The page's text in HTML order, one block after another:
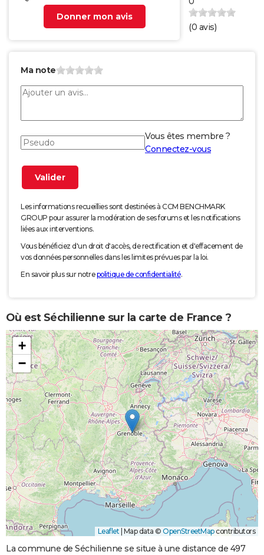
Donner mon avis
(0 avis)
Ma note
Vous êtes membre ?
Connectez-vous
Les informations recueillies sont destinées à CCM BENCHMARK
GROUP pour assurer la modération de ses forums et les notifications
liées aux interventions.
Vous bénéficiez d'un droit d'accès, de rectification et d'effacement de
vos données personnelles dans les limites prévues par la loi.
En savoir plus sur notrepolitique de confidentialité.
Où est Séchilienne sur la carte de France ?
+
−
Leaflet Map data © OpenStreetMapcontributors
La commune de Séchilienne se situe à une distance de 497